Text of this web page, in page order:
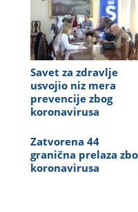
Savet za zdravlje
usvojio niz mera
prevencije zbog
koronavirusa
Zatvorena 44
granična prelaza
koronavirusa